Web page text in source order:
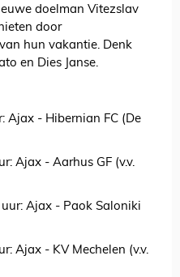
doelman Vitezslav
door
hun vakantie. Denk
en Dies Janse.
Ajax - Hibernian FC (De
Ajax - Aarhus GF (v.v.
Ajax - Paok Saloniki
Ajax - KV Mechelen (v.v.